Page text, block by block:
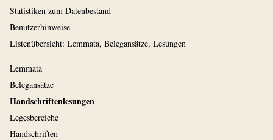
Statistiken zum Datenbestand
Benutzerhinweise
Listenübersicht: Lemmata, Belegansätze, Lesungen
Lemmata
Belegansätze
Handschriftenlesungen
Legesbereiche
Handschriften